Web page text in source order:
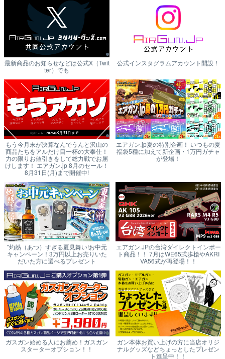
最新商品のお知らせなどは公式X（Twit
ter）でも
公式インスタグラムアカウント開設！
もう今月末が決算なんでうんと沢山の
商品たちをアルだけ目一杯の大奉仕！
力の限りお値引きをして総力戦でお届
けします！ エアガン.jp 8月のセール！
8月31日(月)まで開催中!
エアガン.jp夏の特別企画！ いつもの夏
福袋5種に加えて新企画・1万円ガチャ
が登場！
"灼熱（あつ）すぎる夏見舞い!お中元
キャンペーン！3万円以上お売りいた
だいた方に選べるプレゼント
エアガン.JPの台湾ダイレクトインポー
ト商品！！ 7月はWE65式歩槍やAKRI
VA56式が再登場！！
ガスガン始める人にお薦め！ガスガン
スターターオプション！！
ガン本体お買い上げの方に当店オリジ
ナルグッズなどちょっとしたプレゼン
ト進呈中！！